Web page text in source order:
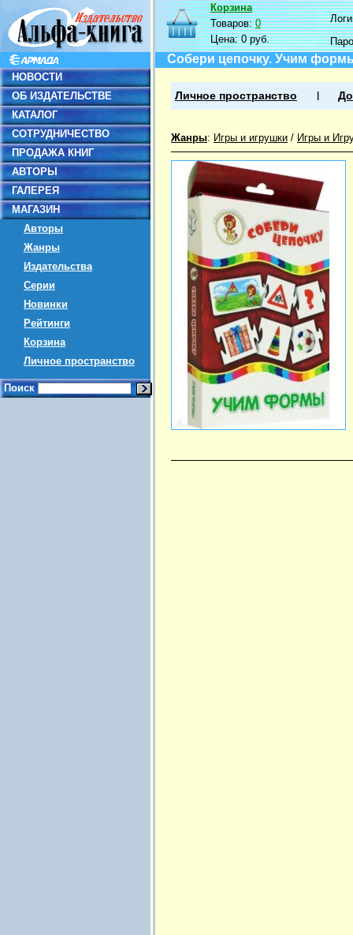
НОВОСТИ
ОБ ИЗДАТЕЛЬСТВЕ
КАТАЛОГ
СОТРУДНИЧЕСТВО
ПРОДАЖА КНИГ
АВТОРЫ
ГАЛЕРЕЯ
МАГАЗИН
Авторы
Жанры
Издательства
Серии
Новинки
Рейтинги
Корзина
Личное пространство
Поиск
Корзина
Товаров:0
Цена:0 руб.
Собери цепочку. Учим
Личное пространство
Жанры: Игры и игрушки / Игры и